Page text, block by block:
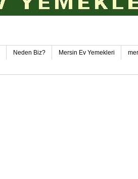
Neden Biz? Mersin Ev Yemekleri